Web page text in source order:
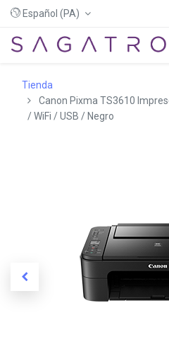
Español (PA)
Tienda
Canon Pixma TS3610
/ WiFi / USB / Negro